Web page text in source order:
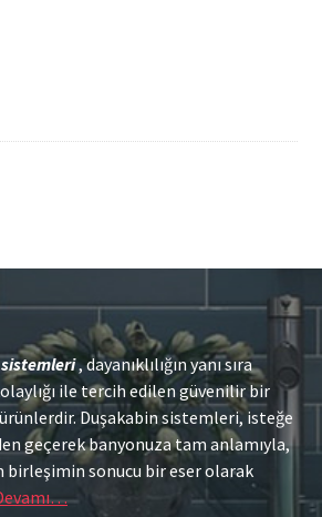
, dayanıklılığın yanı sıra
ile tercih edilen güvenilir bir
Duşakabin sistemleri, isteğe
geçerek banyonuza tam anlamıyla,
sonucu bir eser olarak